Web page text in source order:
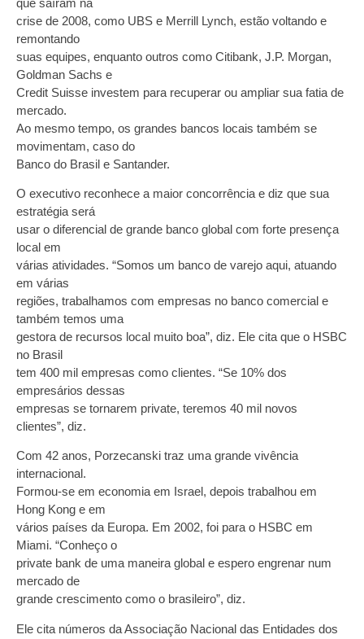
crise de 2008, como UBS e Merrill Lynch, estão voltando e
remontando
suas equipes, enquanto outros como Citibank, J.P. Morgan,
Goldman Sachs e
Credit Suisse investem para recuperar ou ampliar sua fatia de
mercado.
Ao mesmo tempo, os grandes bancos locais também se
movimentam, caso do
Banco do Brasil e Santander.
O executivo reconhece a maior concorrência e diz que sua
estratégia será
usar o diferencial de grande banco global com forte presença
local em
várias atividades. “Somos um banco de varejo aqui, atuando
em várias
regiões, trabalhamos com empresas no banco comercial e
também temos uma
gestora de recursos local muito boa”, diz. Ele cita que o HSBC
no Brasil
tem 400 mil empresas como clientes. “Se 10% dos
empresários dessas
empresas se tornarem private, teremos 40 mil novos
clientes”, diz.
Com 42 anos, Porzecanski traz uma grande vivência
internacional.
Formou-se em economia em Israel, depois trabalhou em
Hong Kong e em
vários países da Europa. Em 2002, foi para o HSBC em
Miami. “Conheço o
private bank de uma maneira global e espero engrenar num
mercado de
grande crescimento como o brasileiro”, diz.
Ele cita números da Associação Nacional das Entidades dos